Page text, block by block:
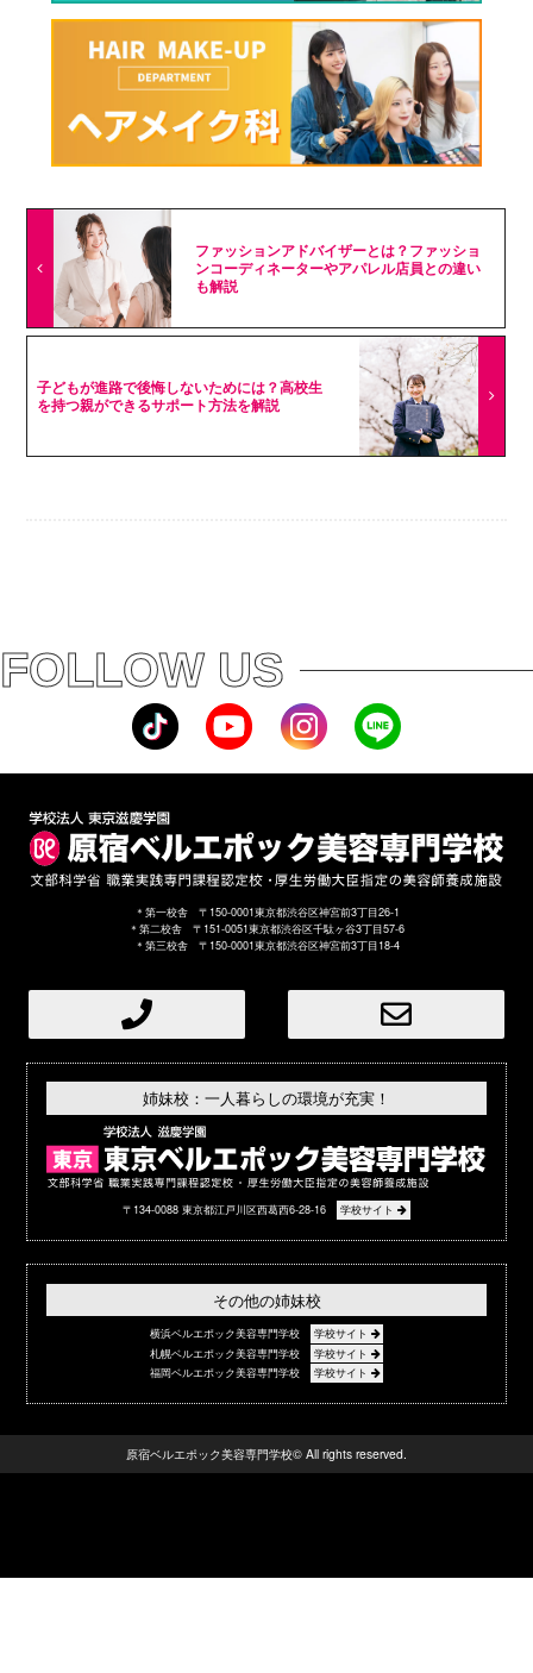
ファッションアドバイザーとは？ファッショ
ンコーディネーターやアパレル店員との違い
も解説
子どもが進路で後悔しないためには？高校生
を持つ親ができるサポート方法を解説
FOLLOW US
＊第一校舎 〒150-0001東京都渋谷区神宮前3丁目26-1
＊第二校舎 〒151-0051東京都渋谷区千駄ヶ谷3丁目57-6
＊第三校舎 〒150-0001東京都渋谷区神宮前3丁目18-4
姉妹校：一人暮らしの環境が充実！
〒134-0088 東京都江戸川区西葛西6-28-16 学校サイト
その他の姉妹校
横浜ベルエポック美容専門学校
学校サイト
札幌ベルエポック美容専門学校
学校サイト
福岡ベルエポック美容専門学校
学校サイト
原宿ベルエポック美容専門学校© All rights reserved.